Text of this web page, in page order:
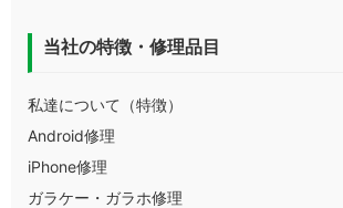
当社の特徴・修理品目
私達について（特徴）
Android修理
iPhone修理
ガラケー・ガラホ修理